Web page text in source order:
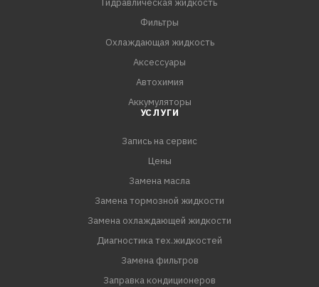
Гидравлическая жидкость
Фильтры
Охлаждающая жидкость
Аксессуары
Автохимия
Аккумуляторы
УСЛУГИ
Запись на сервис
Цены
Замена масла
Замена тормозной жидкости
Замена охлаждающей жидкости
Диагностика тех.жидкостей
Замена фильтров
Заправка кондиционеров